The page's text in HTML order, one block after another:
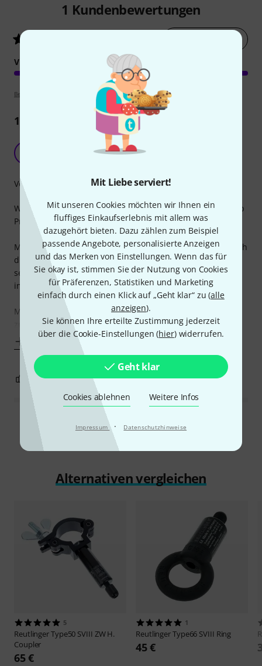
Mit Liebe serviert!
Mit unseren Cookies möchten wir Ihnen ein
fluffiges Einkaufserlebnis mit allem was
dazugehört bieten. Dazu zählen zum Beispiel
passende Angebote, personalisierte Anzeigen
und das Merken von Einstellungen. Wenn das für
Sie okay ist, stimmen Sie der Nutzung von Cookies
für Präferenzen, Statistiken und Marketing
einfach durch einen Klick auf „Geht klar“ zu (alle
anzeigen).
Sie können Ihre erteilte Zustimmung jederzeit
über die Cookie-Einstellungen (hier) widerrufen.
Geht klar
Cookies ablehnen Weitere Infos
Impressum · Datenschutzhinweise
1 Kundenbewertungen
VERARBEITUNG
Bewertungsrichtlinien
1
Top Produkt, für den richtigen Anwendungsfall
Wenn man den richtigen Anwendungsfall hat, ist es ein top
Produkt. Gewohnte Qualität.
Man muss nur bedenken, dass die Anschlagpunkte ziemlich
direkt über den Möglichkeiten des Anschlags der Traverse
sein müssen, sonst hat man schnell nicht erlaubte Winkel
im Reutlinger.
Mit dem Produkt umgeht man leicht, Steelflex verwenden
zu müssen, da man nicht
Mehr anzeigen
Verarbeitung
0 BEWERTUNG MELDEN
Alle Bewertungen lesen
Alternativen vergleichen
5
ReutlingerType50 SVIII ZW H.
Coupler
65 €
1
ReutlingerType66 SVIII Ring
45 €